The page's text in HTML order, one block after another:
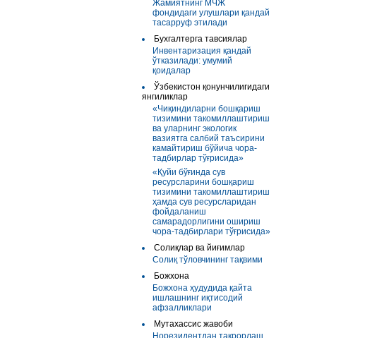
Жамиятнинг МЧЖ
фондидаги улушлари қандай
тасарруф этилади
Бухгалтерга тавсиялар
Инвентаризация қандай
ўтказилади: умумий
қоидалар
Ўзбекистон қонунчилигидаги
янгиликлар
«Чиқиндиларни бошқариш
тизимини такомиллаштириш
ва уларнинг экологик
вазиятга салбий таъсирини
камайтириш бўйича чора-
тадбирлар тўғрисида»
«Қуйи бўғинда сув
ресурсларини бошқариш
тизимини такомиллаштириш
ҳамда сув ресурсларидан
фойдаланиш
самарадорлигини ошириш
чора-тадбирлари тўғрисида»
Солиқлар ва йиғимлар
Солиқ тўловчининг тақвими
Божхона
Божхона ҳудудида қайта
ишлашнинг иқтисодий
афзалликлари
Мутахассис жавоби
Норезидентдан такрорлаш